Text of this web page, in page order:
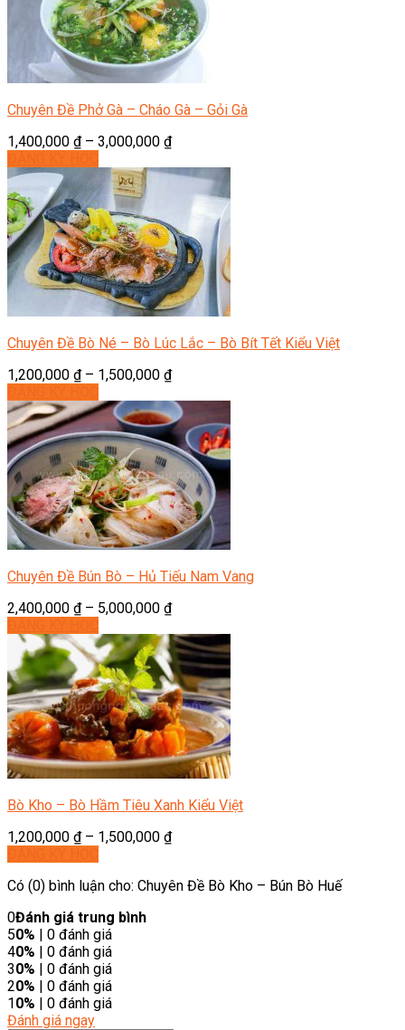
Chuyên Đề Phở Gà – Cháo Gà – Gỏi Gà
1,400,000 ₫– 3,000,000 ₫
Chuyên Đề Bò Né – Bò Lúc Lắc – Bò Bít Tết Kiểu Việt
1,200,000 ₫– 1,500,000 ₫
Chuyên Đề Bún Bò – Hủ Tiếu Nam Vang
2,400,000 ₫– 5,000,000 ₫
Bò Kho – Bò Hầm Tiêu Xanh Kiểu Việt
1,200,000 ₫– 1,500,000 ₫
Có (0) bình luận cho: Chuyên Đề Bò Kho – Bún Bò Huế
0Đánh giá trung bình
50% | 0 đánh giá
40% | 0 đánh giá
30% | 0 đánh giá
20% | 0 đánh giá
10% | 0 đánh giá
Đánh giá ngay